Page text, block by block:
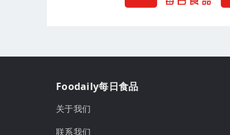
Foodaily每日食品
关于我们
联系我们